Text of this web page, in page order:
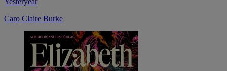
Caro Claire Burke